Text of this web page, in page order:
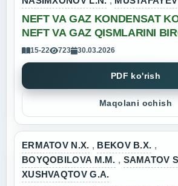
NEFT VA GAZ KONDENSAT
NEFT VA GAZ QISMLARINI
QAZIB OLISHDA QUDUQLARNI
QILISH SHARTLARINI TAHLIL
15-22 723 30.03.2026
PDF ko'rish
Maqolani ochish
ERMATOV N.X. , BEKOV B.X. ,
BOYQOBILOVA M.M. , SAMATOV
XUSHVAQTOV G.A.